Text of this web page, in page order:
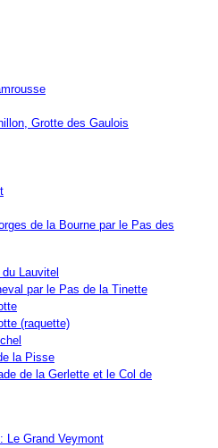
Grotte des Gaulois
de la Bourne par le Pas des
Lauvitel
par le Pas de la Tinette
(raquette)
la Pisse
de la Gerlette et le Col de
Le Grand Veymont